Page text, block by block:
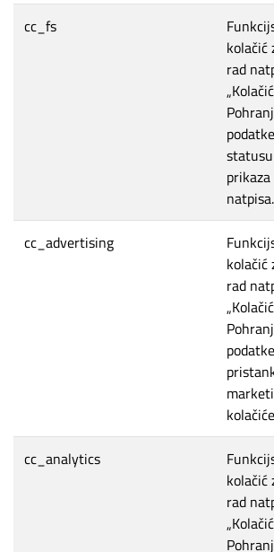
cc_fs
kolačić
rad
statusu
prikaza
natpisa.
cc_advertising
kolačić
rad
cc_analytics
kolačić
rad